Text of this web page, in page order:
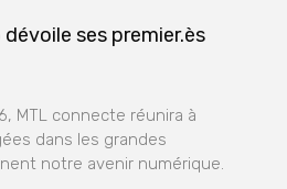
ses premier.ès
MTL connecte réunira à
dans les grandes
notre avenir numérique.